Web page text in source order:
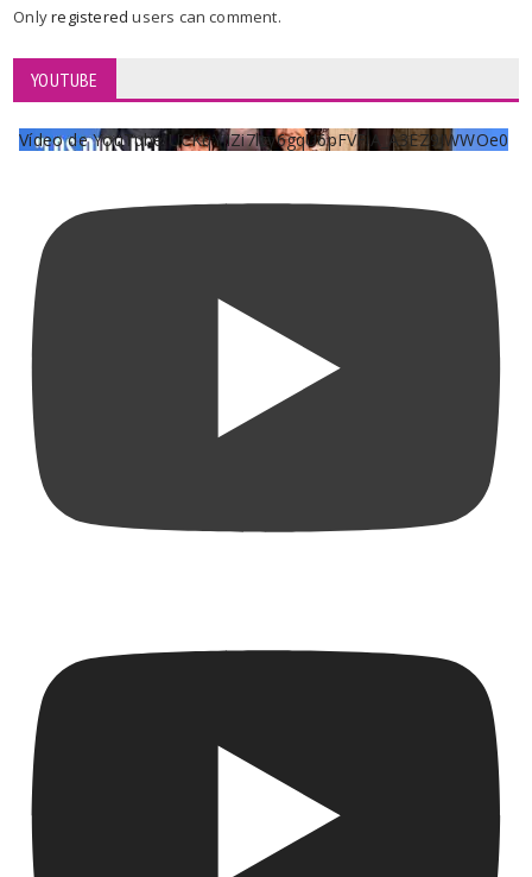
Onlyregisteredusers can comment.
YOUTUBE
Vídeo de YouTube UCKqYjiZi7lzy6gqU6pFVFiA_A3EZ9JWWOe0